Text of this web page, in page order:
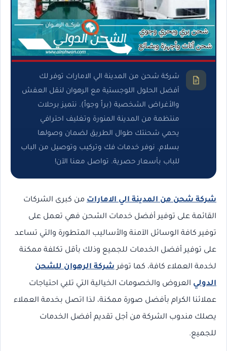
شركة شحن من المدينة الي الامارات توفر لك
أفضل الحلول اللوجستية مع الرهوان لنقل العفش
والأغراض الشخصية (براً وجواً). نتميز برحلات
منتظمة من المدينة المنورة وتغليف احترافي
يحمي شحنتك طوال الطريق لضمان وصولها
بسلام. نوفر خدمات فك وتركيب وتوصيل من الباب
للباب بأسعار حصرية. تواصل معنا الآن!
شركة شحن من المدينة الي الامارات من كبرى الشركات
القائمة على توفير أفضل خدمات الشحن فهي تعمل على
توفير كافة الوسائل الآمنة والأساليب المتطورة والتي تساعد
على توفير أفضل الخدمات للجميع وذلك بأقل تكلفة ممكنة
لخدمة العملاء كافة، كما توفر شركة الرهوان للشحن
الدولي العروض والخصومات الخيالية التي تلبي احتياجات
عملائنا الكرام بأفضل صورة ممكنة، لذا اتصل بخدمة العملاء
يصلك مندوب الشركة من أجل تقديم أفضل الخدمات
للجميع.